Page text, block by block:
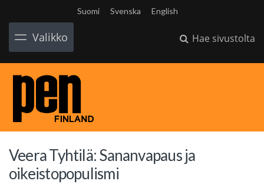
Suomi Svenska English
Valikko Hae sivustolta
Veera Tyhtilä: Sananvapaus ja
oikeistopopulismi